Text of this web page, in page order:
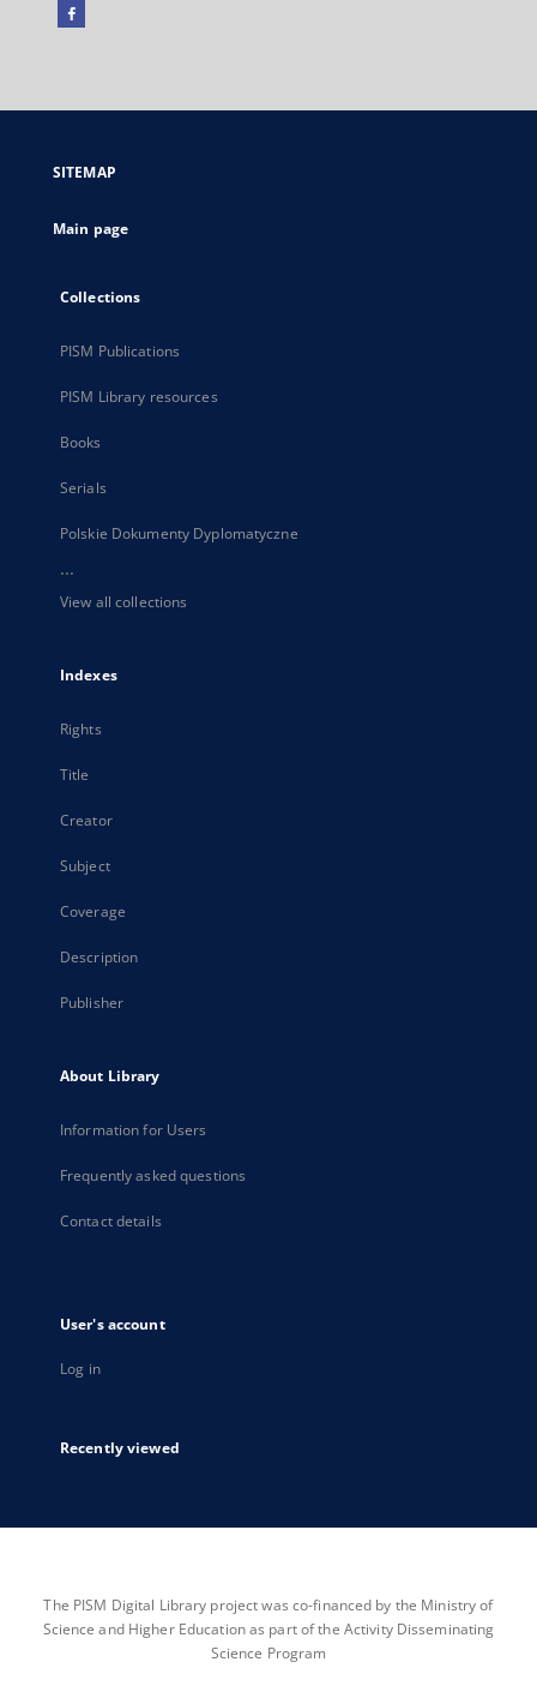
Facebook
open
new
SITEMAP
Main page
Collections
PISM Publications
PISM Library resources
Books
Serials
Polskie Dokumenty Dyplomatyczne
...
View all collections
Indexes
Rights
Title
Creator
Subject
Coverage
Description
Publisher
About Library
Information for Users
Frequently asked questions
Contact details
User's account
Log in
Recently viewed
The PISM Digital Library project was co-financed by the Ministry of
Science and Higher Education as part of the Activity Disseminating
Science Program